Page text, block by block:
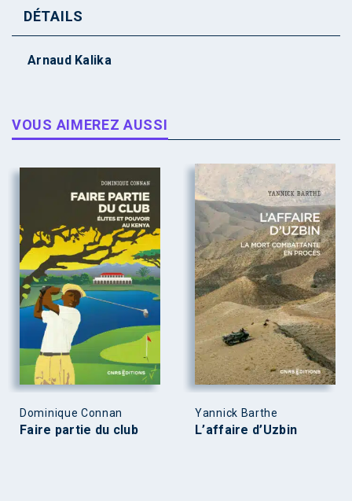
DÉTAILS
Arnaud Kalika
VOUS AIMEREZ AUSSI
Dominique Connan
Faire partie du club
Yannick Barthe
L’affaire d’Uzbin